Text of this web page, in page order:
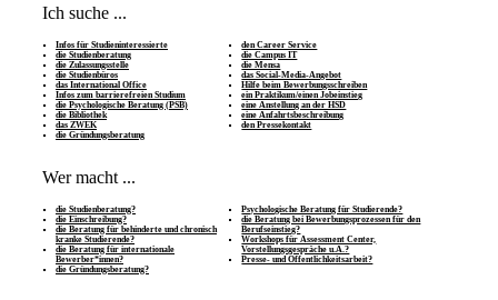
Ich suche ...
Infos für Studieninteressierte
die Studienberatung
die Zulassungsstelle
die Studienbüros
das International Office
Infos zum barrierefreien Studium
die Psychologische Beratung (PSB)
die Bibliothek
das ZWEK
die Gründungsberatung
den Career Service
die Campus IT
die Mensa
das Social-Media-Angebot
Hilfe beim Bewerbungsschreiben
ein Praktikum/einen Jobeinstieg
eine Anstellung an der HSD
eine Anfahrtsbeschreibung
den Pressekontakt
Wer macht ...
die Studienberatung?
die Einschreibung?
die Beratung für behinderte und chronisch
kranke Studierende?
die Beratung für internationale
Bewerber*innen?
die Gründungsberatung?
Psychologische Beratung für Studierende?
die Beratung bei Bewerbungsprozessen für den
Berufseinstieg?
Workshops für Assessment Center,
Vorstellungsgespräche u.Ä.?
Presse- und Öffentlichkeitsarbeit?